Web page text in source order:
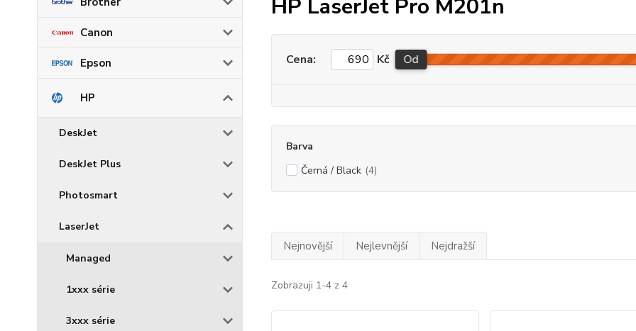
Canon
Epson
HP
DeskJet
DeskJet Plus
Photosmart
LaserJet
Managed
1xxx série
3xxx série
HP LaserJet Pro M201n
Cena: Kč Od
Barva
Černá / Black (4)
Nejnovější Nejlevnější Nejdražší
Zobrazuji 1-4 z 4